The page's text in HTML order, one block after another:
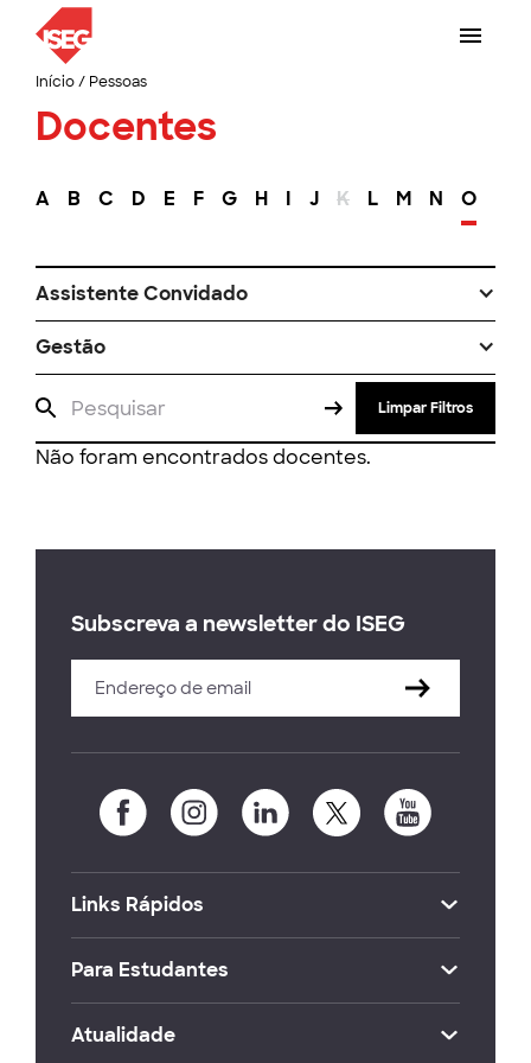
Início/ Pessoas
Docentes
A B C D E F G H I J K L M N O
Assistente Convidado
Gestão
Limpar Filtros
Não foram encontrados docentes.
Subscreva a newsletter do ISEG
Links Rápidos
Para Estudantes
Atualidade